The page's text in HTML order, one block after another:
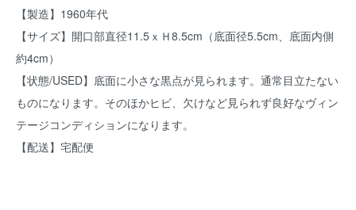
【製造】1960年代
【サイズ】開口部直径11.5ｘＨ8.5cm（底面径5.5cm、底面内側
約4cm）
【状態/USED】底面に小さな黒点が見られます。通常目立たない
ものになります。そのほかヒビ、欠けなど見られず良好なヴィン
テージコンディションになります。
【配送】宅配便